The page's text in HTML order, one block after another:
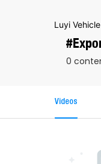
Luyi Vehicle
0
Videos